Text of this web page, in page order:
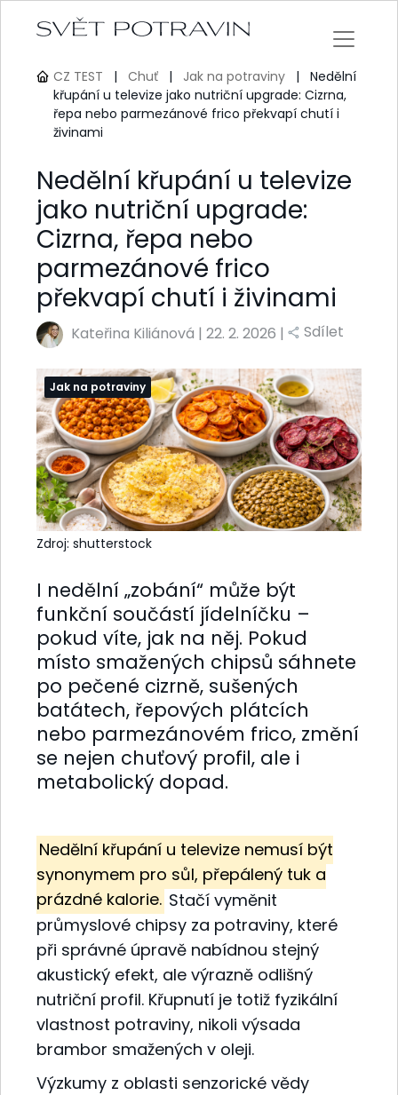
CZ TEST | Chuť | Jak na potraviny |
Nedělní
křupání u televize jako nutriční upgrade: Cizrna,
řepa nebo parmezánové frico překvapí chutí i
živinami
Nedělní křupání u televize
jako nutriční upgrade:
Cizrna, řepa nebo
parmezánové frico
překvapí chutí i živinami
Kateřina Kiliánová | 22. 2. 2026 | Sdílet
Jak na potraviny
Zdroj: shutterstock
I nedělní „zobání“ může být
funkční součástí jídelníčku –
pokud víte, jak na něj. Pokud
místo smažených chipsů sáhnete
po pečené cizrně, sušených
batátech, řepových plátcích
nebo parmezánovém frico, změní
se nejen chuťový profil, ale i
metabolický dopad.
Nedělní křupání u televize nemusí být
synonymem pro sůl, přepálený tuk a
prázdné kalorie. Stačí vyměnit
průmyslové chipsy za potraviny, které
při správné úpravě nabídnou stejný
akustický efekt, ale výrazně odlišný
nutriční profil. Křupnutí je totiž fyzikální
vlastnost potraviny, nikoli výsada
brambor smažených v oleji.
Výzkumy z oblasti senzorické vědy